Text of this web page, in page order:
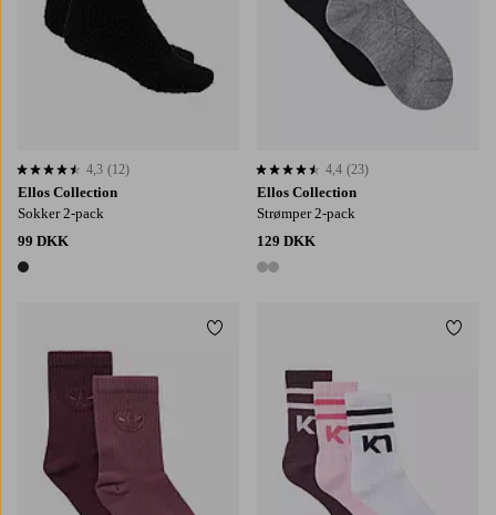
Ellos Collection
Sokker 2-pack
99 DKK
1 farve
4,3 baseret på 12 bedømmelser
4,3 (12)
Ellos Collection
Strømper 2-pack
129 DKK
2 farver
4,4 baseret på 23 bedømmelser
4,4 (23)
Tilføj til favoritter
40-4243-45 36-3839-41